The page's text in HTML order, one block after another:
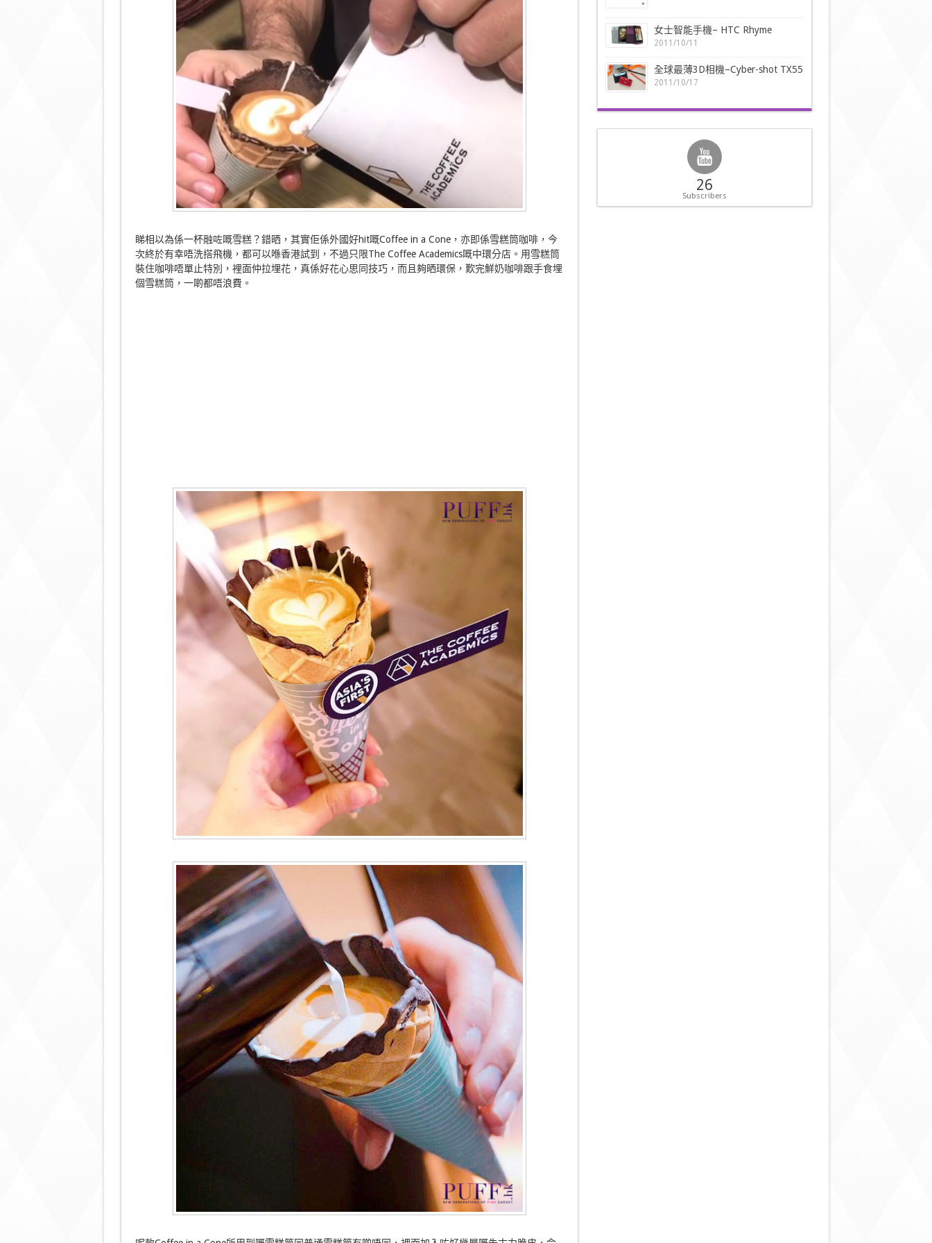
睇相以為係一杯融咗嘅雪糕？錯晒，其實佢係外國好hit嘅Coffee in a Cone，亦即係雪糕筒咖啡，今
次終於有幸唔洗搭飛機，都可以喺香港試到，不過只限The Coffee Academics嘅中環分店。用雪糕筒
裝住咖啡唔單止特別，裡面仲拉埋花，真係好花心思同技巧，而且夠晒環保，歎完鮮奶咖啡跟手食埋
個雪糕筒，一啲都唔浪費。
女士智能手機– HTC Rhyme
2011/10/11
全球最薄3D相機–Cyber-shot TX55
2011/10/17
26
Subscribers